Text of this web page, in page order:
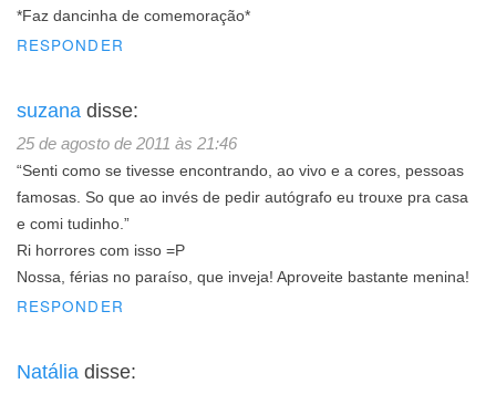
*Faz dancinha de comemoração*
RESPONDER
suzana disse:
25 de agosto de 2011 às 21:46
“Senti como se tivesse encontrando, ao vivo e a cores, pessoas
famosas. So que ao invés de pedir autógrafo eu trouxe pra casa
e comi tudinho.”
Ri horrores com isso =P
Nossa, férias no paraíso, que inveja! Aproveite bastante menina!
RESPONDER
Natália disse: